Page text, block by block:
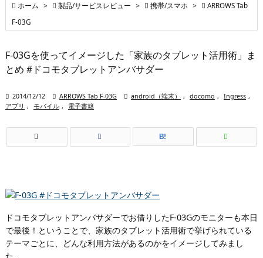
 ホーム >  製品/サービスレビュー >  携帯/スマホ >  ARROWS Tab
F-03G
F-03Gを使ってイメージした「家族のタブレット活用術」ま
とめ #ドコモタブレットアンバサダー
 2014/12/12  ARROWS Tab F-03G  android（端末） , docomo , Ingress ,
アプリ , モバイル , 電子書籍
B!
ドコモタブレットアンバサダーでお借りしたF-03Gのモニターも本日
で最後！ということで、家族のタブレット活用術で挙げられている
テーマごとに、どんな利用方法があるのかをイメージしてみまし
た。